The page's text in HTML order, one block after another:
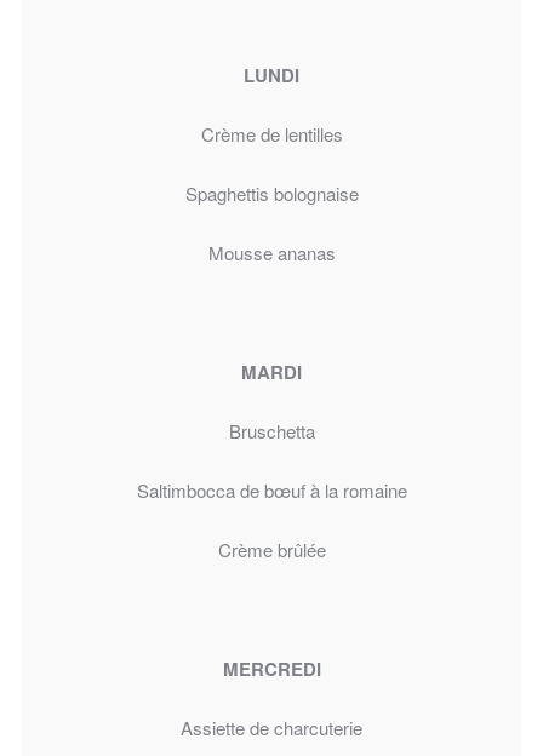
LUNDI
Crème de lentilles
Spaghettis bolognaise
Mousse ananas
MARDI
Bruschetta
Saltimbocca de bœuf à la romaine
Crème brûlée
MERCREDI
Assiette de charcuterie